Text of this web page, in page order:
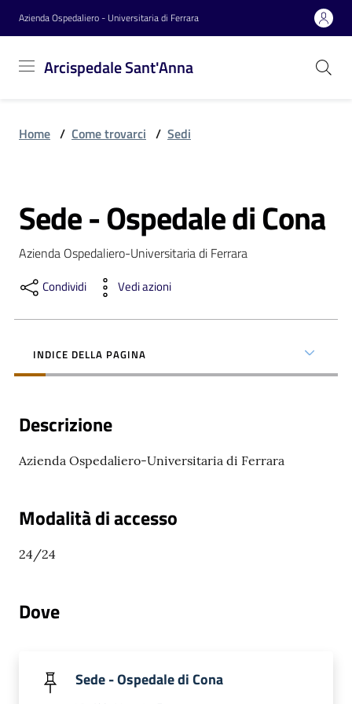
Vai al contenuto
Vai alla navigazione
Vai al footer
Azienda Ospedaliero - Universitaria di Ferrara
Arcispedale Sant'Anna
Sant'Anna
Azienda
Servizi
C
a
t
a
d
S
e
Home / Come trovarci / Sedi
Salta al contenuto
Sede - Ospedale di Cona
Azienda Ospedaliero-Universitaria di Ferrara
Condividi Vedi azioni
INDICE DELLA PAGINA
Descrizione
Azienda Ospedaliero-Universitaria di Ferrara
Modalità di accesso
24/24
Dove
Sede - Ospedale di Cona